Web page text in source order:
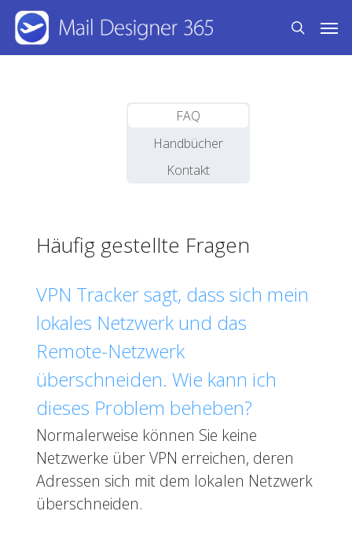
Skip
main
search
FAQ
Handbücher
Kontakt
Häufig gestellte Fragen
VPN Tracker sagt, dass sich mein
lokales Netzwerk und das
Remote-Netzwerk
überschneiden. Wie kann ich
dieses Problem beheben?
Normalerweise können Sie keine
Netzwerke über VPN erreichen, deren
Adressen sich mit dem lokalen Netzwerk
überschneiden.